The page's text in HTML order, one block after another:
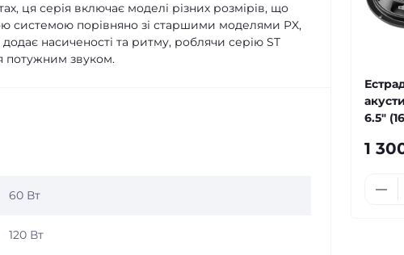
ця серія включає моделі різних розмірів, що
системою порівняно зі старшими моделями PX,
насиченості та ритму, роблячи серію ST
потужним звуком.
60 Вт
120 Вт
6.5″
1